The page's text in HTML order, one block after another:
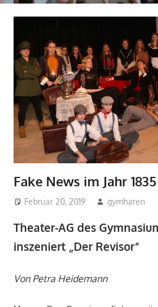
Fake News im Jahr 1835
Februar 20, 2019 gymharen
Theater-AG des
inszeniert „Der Revisor“
Von Petra Heidemann